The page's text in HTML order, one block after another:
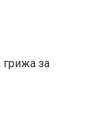
грижа за